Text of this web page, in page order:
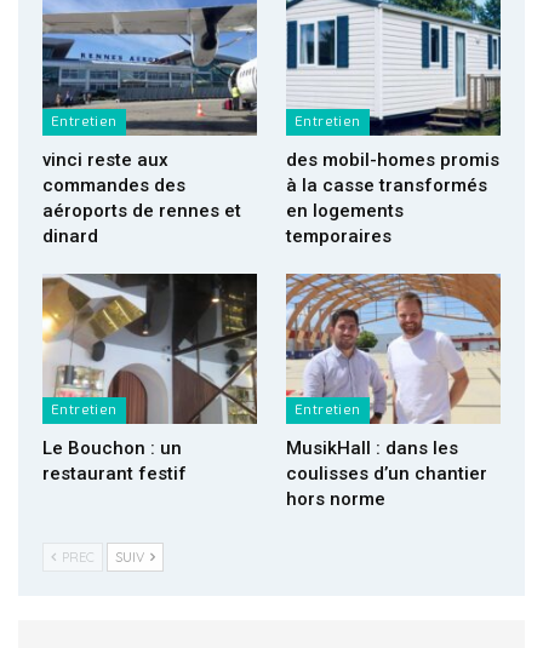
Entretien
vinci reste aux
commandes des
aéroports de rennes et
dinard
Entretien
des mobil-homes promis
à la casse transformés
en logements
temporaires
Entretien
Le Bouchon : un
restaurant festif
Entretien
MusikHall : dans les
coulisses d’un chantier
hors norme
PREC SUIV